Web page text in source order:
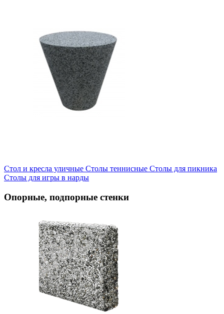
Стол и кресла уличные Cтолы теннисные Столы для пикника
Столы для игры в нарды
Опорные, подпорные стенки